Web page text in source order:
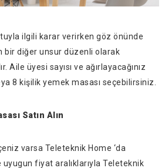
ilgili karar verirken göz önünde
bir diğer unsur düzenli olarak
Aile üyesi sayısı ve ağırlayacağınız
8 kişilik yemek masası seçebilirsiniz.
Satın Alın
varsa Teleteknik Home ‘da
uyugun fiyat aralıklarıyla Teleteknik